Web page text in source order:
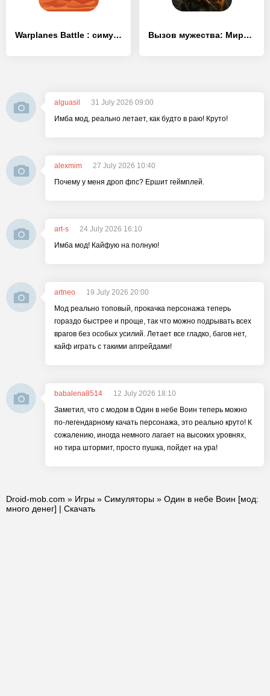
Warplanes Battle : симулятор Вызов мужества: Мировая война
alguasil
31 July 2026 09:00
Имба мод, реально летает, как будто в раю! Круто!
alexmim
27 July 2026 10:40
Почему у меня дроп фпс? Ершит геймплей.
art-s
24 July 2026 16:10
Имба мод! Кайфую на полную!
artneo
19 July 2026 20:00
Мод реально топовый, прокачка персонажа теперь
гораздо быстрее и проще, так что можно подрывать всех
врагов без особых усилий. Летает все гладко, багов нет,
кайф играть с такими апгрейдами!
babalena8514
12 July 2026 18:10
Заметил, что с модом в Один в небе Воин теперь можно
по-легендарному качать персонажа, это реально круто! К
сожалению, иногда немного лагает на высоких уровнях,
но тира штормит, просто пушка, пойдет на ура!
Droid-mob.com » Игры » Симуляторы » Один в небе Воин [мод:
много денег] | Скачать